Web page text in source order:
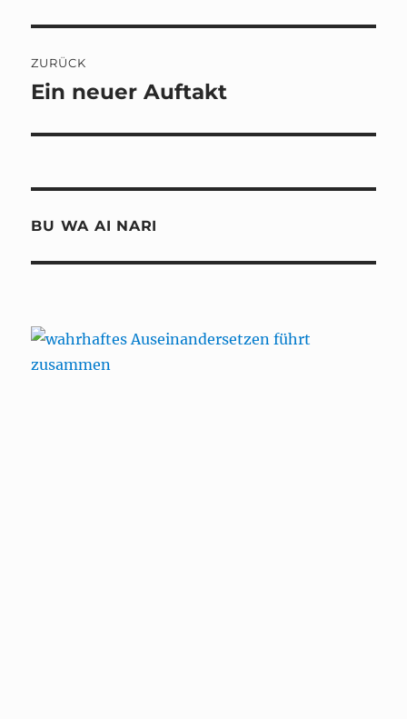
ZURÜCK
Vorheriger
Ein neuer Auftakt
BU WA AI NARI